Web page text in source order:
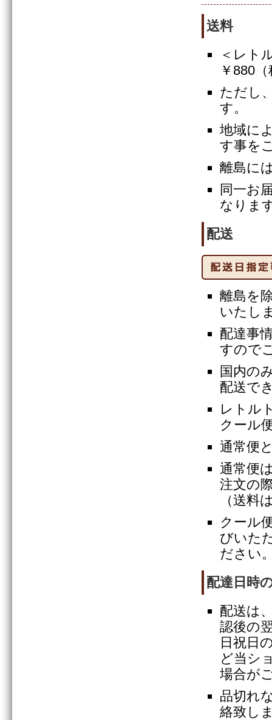
送料
＜レト
￥880
ただし
す。
地域に
す事を
離島に
同一お
なりま
配送
離島を
いたし
配達事
すので
国内の
配送で
レトル
クール
通常便
通常便
注文の
（送料
クール
びいた
ださい
配達日時
配送は
認後の
日祝日
ど当シ
場合が
品切れ
絡致し